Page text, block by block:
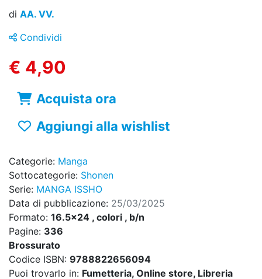
di AA. VV.
Condividi
€ 4,90
Acquista ora
Aggiungi alla wishlist
Categorie: Manga
Sottocategorie: Shonen
Serie: MANGA ISSHO
Data di pubblicazione: 25/03/2025
Formato: 16.5x24 , colori , b/n
Pagine: 336
Brossurato
Codice ISBN: 9788822656094
Puoi trovarlo in: Fumetteria, Online store, Libreria